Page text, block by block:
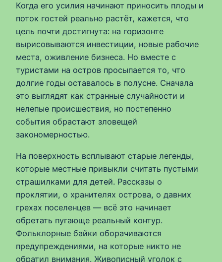
Когда его усилия начинают приносить плоды и
поток гостей реально растёт, кажется, что
цель почти достигнута: на горизонте
вырисовываются инвестиции, новые рабочие
места, оживление бизнеса. Но вместе с
туристами на остров просыпается то, что
долгие годы оставалось в полусне. Сначала
это выглядят как странные случайности и
нелепые происшествия, но постепенно
события обрастают зловещей
закономерностью.
На поверхность всплывают старые легенды,
которые местные привыкли считать пустыми
страшилками для детей. Рассказы о
проклятии, о хранителях острова, о давних
грехах поселенцев — всё это начинает
обретать пугающе реальный контур.
Фольклорные байки оборачиваются
предупреждениями, на которые никто не
обратил внимания. Живописный уголок с